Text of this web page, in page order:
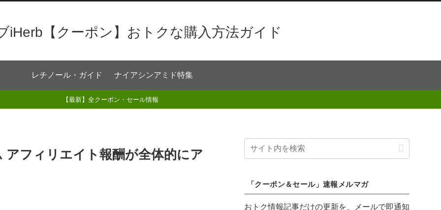
iHerb【クーポン】おトクな購入方法ガイド
レチノール・ガイド ナイアシンアミド特集
【最新】全クーポン・セール情報
フィリエイト報酬が全体的にア
「クーポン＆セール」速報メルマガ
おトク情報記事だけの更新を、メールで即通知